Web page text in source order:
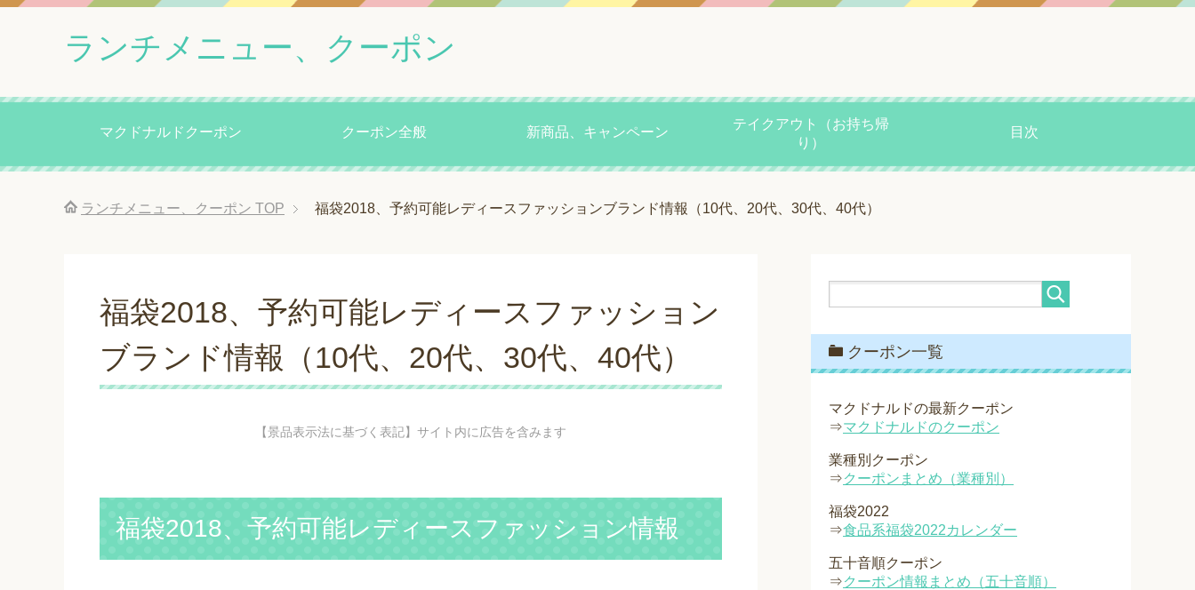
ランチメニュー、クーポン
マクドナルドクーポン クーポン全般 新商品、キャンペーン
テイクアウト（お持ち帰
り）
目次
ランチメニュー、クーポン TOP 福袋2018、予約可能レディースファッションブランド情報（10代、20代、30代、40代）
福袋2018、予約可能レディースファッション
ブランド情報（10代、20代、30代、40代）
【景品表示法に基づく表記】サイト内に広告を含みます
福袋2018、予約可能レディースファッション情報
クーポン一覧
マクドナルドの最新クーポン
⇒マクドナルドのクーポン
業種別クーポン
⇒クーポンまとめ（業種別）
福袋2022
⇒食品系福袋2022カレンダー
五十音順クーポン
⇒クーポン情報まとめ（五十音順）